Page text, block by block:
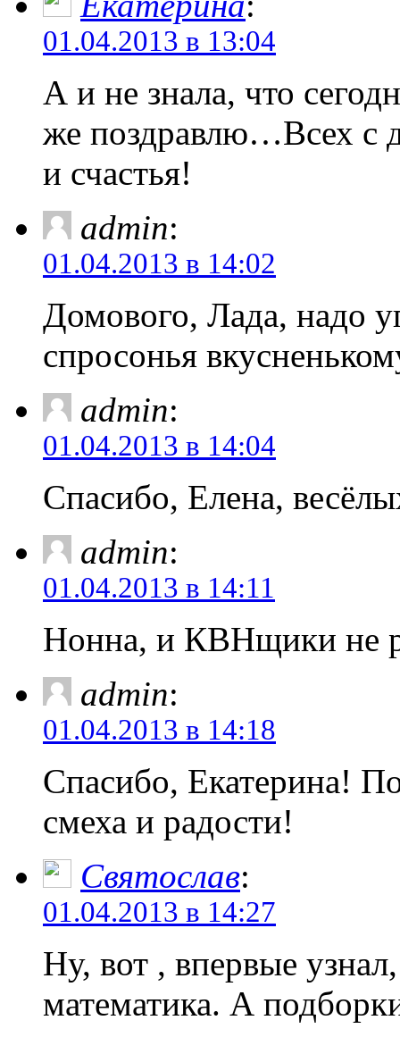
01.04.2013 в 13:04
А и не знала, что
же поздравлю…Всех с
и счастья!
admin:
01.04.2013 в 14:02
Домового, Лада, надо
спросонья
admin:
01.04.2013 в 14:04
Спасибо, Елена,
admin:
01.04.2013 в 14:11
Нонна, и КВНщики не
admin:
01.04.2013 в 14:18
Спасибо, Екатерина!
смеха и радости!
Святослав:
01.04.2013 в 14:27
Ну, вот , впервые
математика. А